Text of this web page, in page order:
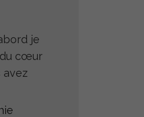
je
cœur
avez